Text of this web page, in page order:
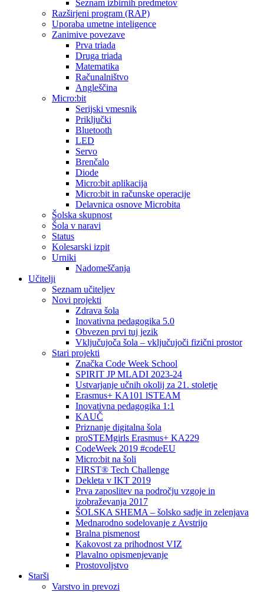
Seznam izbirnih predmetov
Razširjeni program (RAP)
Uporaba umetne inteligence
Zanimive povezave
Prva triada
Druga triada
Matematika
Računalništvo
Angleščina
Micro:bit
Serijski vmesnik
Priključki
Bluetooth
LED
Servo
Brenčalo
Diode
Micro:bit aplikacija
Micro:bit in računske operacije
Delavnica osnove Microbita
Šolska skupnost
Šola v naravi
Status
Kolesarski izpit
Urniki
Nadomeščanja
Učitelji
Seznam učiteljev
Novi projekti
Zdrava šola
Inovativna pedagogika 5.0
Obvezen prvi tuj jezik
Vključujoča šola – vključujoči fizični prostor
Stari projekti
Značka Code Week School
SPIRIT JP MLADI 2023-24
Ustvarjanje učnih okolij za 21. stoletje
Erasmus+ KA101 lSTEAM
Inovativna pedagogika 1:1
KAUČ
Priznanje digitalna šola
proSTEMgirls Erasmus+ KA229
CodeWeek 2019 #codeEU
Micro:bit na šoli
FIRST® Tech Challenge
Dekleta v IKT 2019
Prva zaposlitev na področju vzgoje in
izobraževanja 2017
ŠOLSKA SHEMA – šolsko sadje in zelenjava
Mednarodno sodelovanje z Avstrijo
Bralna pismenost
Kakovost za prihodnost VIZ
Plavalno opismenjevanje
Prostovoljstvo
Starši
Varstvo in prevozi